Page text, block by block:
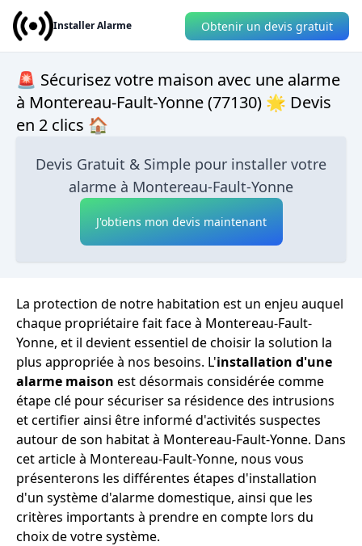
Installer Alarme Obtenir un devis gratuit
🚨 Sécurisez votre maison avec une alarme
à Montereau-Fault-Yonne (77130) 🌟 Devis
en 2 clics 🏠
Devis Gratuit & Simple pour installer votre
alarme à Montereau-Fault-Yonne
J'obtiens mon devis maintenant
La protection de notre habitation est un enjeu auquel
chaque propriétaire fait face à Montereau-Fault-
Yonne, et il devient essentiel de choisir la solution la
plus appropriée à nos besoins. L'installation d'une
alarme maison est désormais considérée comme
étape clé pour sécuriser sa résidence des intrusions
et certifier ainsi être informé d'activités suspectes
autour de son habitat à Montereau-Fault-Yonne. Dans
cet article à Montereau-Fault-Yonne, nous vous
présenterons les différentes étapes d'installation
d'un système d'alarme domestique, ainsi que les
critères importants à prendre en compte lors du
choix de votre système.